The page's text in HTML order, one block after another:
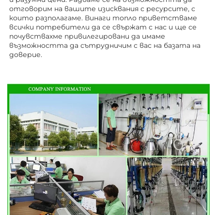
отговорим на вашите изисквания с ресурсите, с
които разполагаме. Винаги топло приветстваме
всички потребители да се свържат с нас и ще се
почувствахме привилегировани да имаме
възможността да сътрудничим с вас на базата на
доверие.